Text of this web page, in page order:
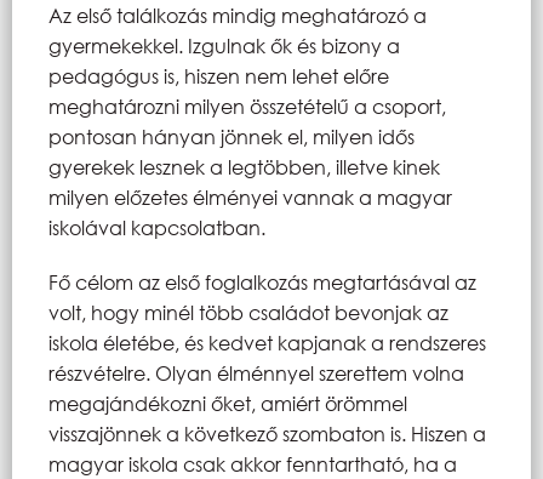
Az első találkozás mindig meghatározó a
gyermekekkel. Izgulnak ők és bizony a
pedagógus is, hiszen nem lehet előre
meghatározni milyen összetételű a csoport,
pontosan hányan jönnek el, milyen idős
gyerekek lesznek a legtöbben, illetve kinek
milyen előzetes élményei vannak a magyar
iskolával kapcsolatban.
Fő célom az első foglalkozás megtartásával az
volt, hogy minél több családot bevonjak az
iskola életébe, és kedvet kapjanak a rendszeres
részvételre. Olyan élménnyel szerettem volna
megajándékozni őket, amiért örömmel
visszajönnek a következő szombaton is. Hiszen a
magyar iskola csak akkor fenntartható, ha a